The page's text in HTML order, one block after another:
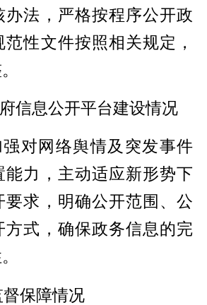
办法，严格按程序公开政
性文件按照相关规定，
府信息公开平台建设情况
对网络舆情及突发事件
能力，主动适应新形势下
要求，明确公开范围、公
方式，确保政务信息的完
督保障情况